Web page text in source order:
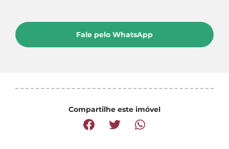
Fale pelo WhatsApp
Compartilhe este imóvel